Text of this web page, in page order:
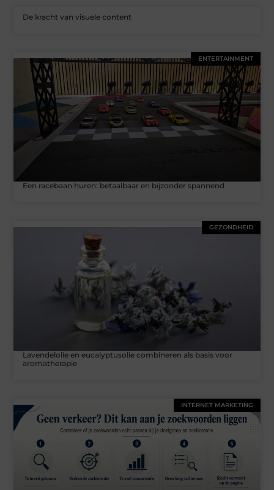
De kracht van visuele content
ENTERTAINMENT
Een racebaan huren: betaalbaar en bijzonder spannend
GEZONDHEID
Lavendelolie en eucalyptusolie combineren als basis voor
aromatherapie
INTERNET MARKETING